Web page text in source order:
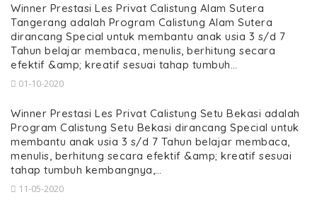
Winner Prestasi Les Privat Calistung Alam Sutera
Tangerang adalah Program Calistung Alam Sutera
dirancang Special untuk membantu anak usia 3 s/d 7
Tahun belajar membaca, menulis, berhitung secara
efektif &amp; kreatif sesuai tahap tumbuh…
01-10-2020
Winner Prestasi Les Privat Calistung Setu Bekasi adalah
Program Calistung Setu Bekasi dirancang Special untuk
membantu anak usia 3 s/d 7 Tahun belajar membaca,
menulis, berhitung secara efektif &amp; kreatif sesuai
tahap tumbuh kembangnya,…
11-05-2020